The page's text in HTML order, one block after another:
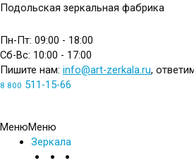
Подольская зеркальная фабрика
Пн-Пт: 09:00 - 18:00
Сб-Вс: 10:00 - 17:00
Пишите нам: info@art-zerkala.ru,
8 800 511-15-66
МенюМеню
Зеркала